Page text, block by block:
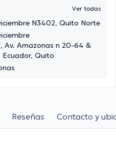
Ver todas
N3402, Quito Norte
Av. Amazonas n 20-64 &
Quito
Reseñas Contacto y